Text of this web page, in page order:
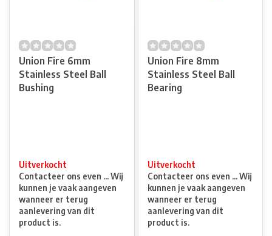
Union Fire 6mm
Stainless Steel Ball
Bushing
Uitverkocht
Contacteer ons even ... Wij
kunnen je vaak aangeven
wanneer er terug
aanlevering van dit
product is.
Union Fire 8mm
Stainless Steel Ball
Bearing
Uitverkocht
Contacteer ons even ... Wij
kunnen je vaak aangeven
wanneer er terug
aanlevering van dit
product is.